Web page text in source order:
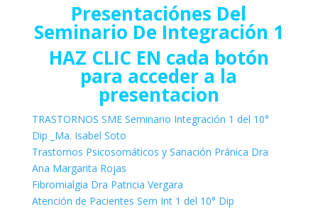
Presentaciónes Del
Seminario De Integración 1
HAZ CLIC EN cada botón
para acceder a la
presentacion
TRASTORNOS SME Seminario Integración 1 del 10°
Dip _Ma. Isabel Soto
Trastornos Psicosomáticos y Sanación Pránica Dra
Ana Margarita Rojas
Fibromialgia Dra Patricia Vergara
Atención de Pacientes Sem Int 1 del 10° Dip